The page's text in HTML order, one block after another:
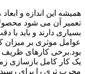
همیشه این اندازه و
تعمیر آن می شود
بسیاری دارند و باید
عوامل موثری بر میزان
یک کار کامل بازسازی
مجرب تری را برای